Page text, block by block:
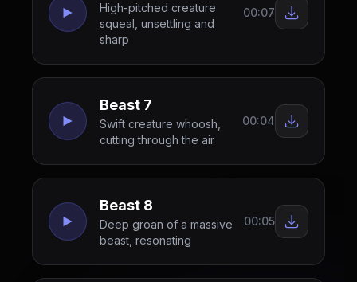
High-pitched creature
squeal, unsettling and
sharp
00:07
Beast 7
Swift creature whoosh,
cutting through the air
00:04
Beast 8
Deep groan of a massive
beast, resonating
00:05